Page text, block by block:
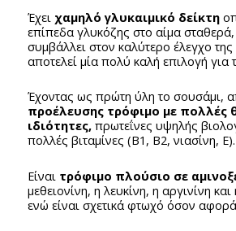
Έχει χαμηλό γλυκαιμικό δείκτη
επίπεδα γλυκόζης στο αίμα
συμβάλλει στον καλύτερο έλεγχο της
αποτελεί μία πολύ καλή επιλογή για
Έχοντας ως πρώτη ύλη το σουσάμι,
προέλευσης τρόφιμο με πολλές
ιδιότητες, πρωτεΐνες υψηλής
πολλές βιταμίνες (Β1, Β2, νιασίνη, Ε).
Είναι τρόφιμο πλούσιο σε
μεθειονίνη, η λευκίνη, η αργινίνη
ενώ είναι σχετικά φτωχό όσον